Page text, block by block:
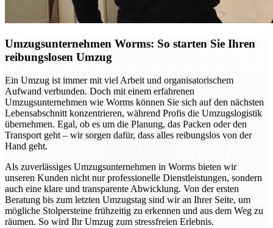
Umzugsunternehmen Worms: So starten Sie Ihren
reibungslosen Umzug
Ein Umzug ist immer mit viel Arbeit und organisatorischem
Aufwand verbunden. Doch mit einem erfahrenen
Umzugsunternehmen wie Worms können Sie sich auf den nächsten
Lebensabschnitt konzentrieren, während Profis die Umzugslogistik
übernehmen. Egal, ob es um die Planung, das Packen oder den
Transport geht – wir sorgen dafür, dass alles reibungslos von der
Hand geht.
Als zuverlässiges Umzugsunternehmen in Worms bieten wir
unseren Kunden nicht nur professionelle Dienstleistungen, sondern
auch eine klare und transparente Abwicklung. Von der ersten
Beratung bis zum letzten Umzugstag sind wir an Ihrer Seite, um
mögliche Stolpersteine frühzeitig zu erkennen und aus dem Weg zu
räumen. So wird Ihr Umzug zum stressfreien Erlebnis.